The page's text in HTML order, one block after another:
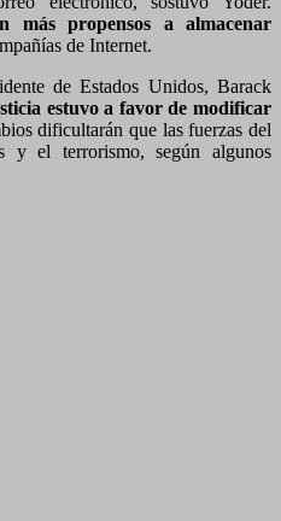
más propensos a almacenar
de Internet.
de Estados Unidos, Barack
estuvo a favor de modificar
dificultarán que las fuerzas del
y el terrorismo, según algunos